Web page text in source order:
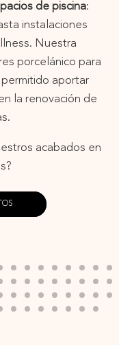
de piscina:
instalaciones
Nuestra
porcelánico para
aportar
la renovación de
acabados en
ISRAEL.